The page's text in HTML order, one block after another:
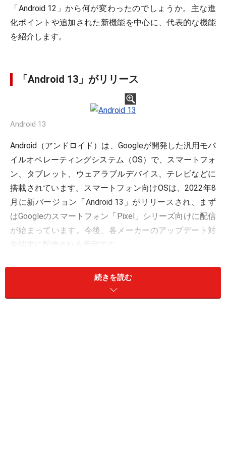
「Android 12」から何が変わったのでしょうか。主な進
化ポイントや追加された新機能を中心に、代表的な機能
を紹介します。
「Android 13」がリリース
Android 13
Android（アンドロイド）は、Googleが開発した汎用モバ
イルオペレーティングシステム（OS）で、スマートフォ
ン、タブレット、ウェアラブルデバイス、テレビなどに
搭載されています。スマートフォン向けOSは、2022年8
月に新バージョン「Android 13」がリリースされ、まず
はGoogleのスマートフォン「Pixel」シリーズ向けに配信
が始まっています。今後、各メーカーのアップデート対
象端末に配信される予定です。
続きを読む